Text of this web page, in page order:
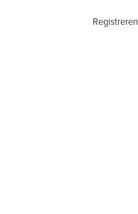
Registreren